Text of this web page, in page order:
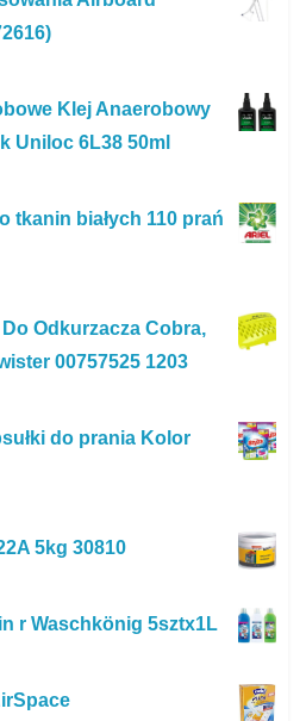
Klej Anaerobowy
Uniloc 6L38 50ml
tkanin białych 110 prań
Odkurzacza Cobra,
00757525 1203
do prania Kolor
5kg 30810
r Waschkönig 5sztx1L